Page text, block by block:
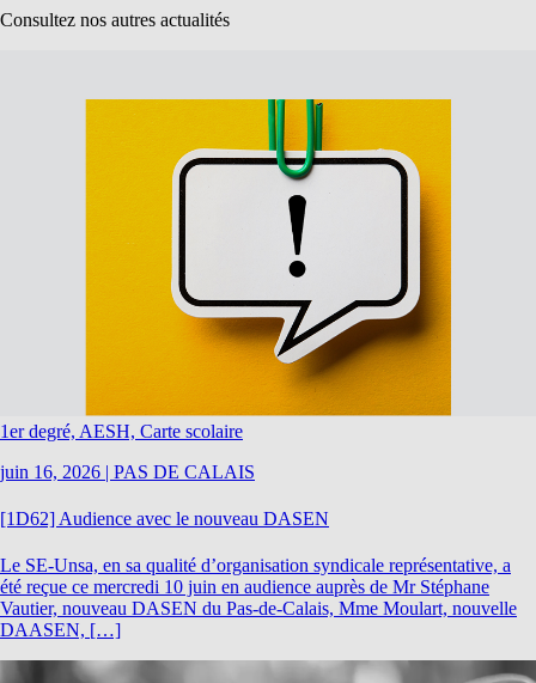
Consultez nos autres actualités
1er degré, AESH, Carte scolaire
juin 16, 2026 | PAS DE CALAIS
[1D62] Audience avec le nouveau DASEN
Le SE-Unsa, en sa qualité d’organisation syndicale représentative, a
été reçue ce mercredi 10 juin en audience auprès de Mr Stéphane
Vautier, nouveau DASEN du Pas-de-Calais, Mme Moulart, nouvelle
DAASEN, […]